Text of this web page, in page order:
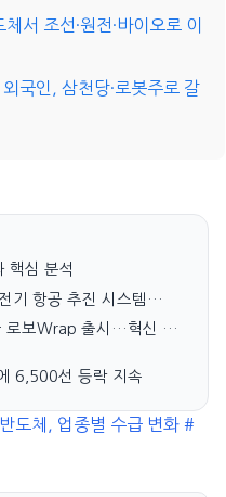
서 조선·원전·바이오로 이
외국인, 삼천당·로봇주로 갈
핵심 분석
기 항공 추진 시스템
확대
로보Wrap 출시…혁신 자
6,500선 등락 지속
도체, 업종별 수급 변화 #